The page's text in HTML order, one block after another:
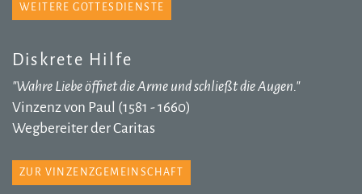
WEITERE GOTTESDIENSTE
Diskrete Hilfe
"Wahre Liebe öffnet die Arme und schließt die Augen."
Vinzenz von Paul (1581 - 1660)
Wegbereiter der Caritas
ZUR VINZENZGEMEINSCHAFT